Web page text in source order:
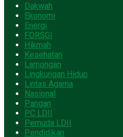
Dakwah
Ekonomi
Energi
FORSGI
Hikmah
Kesehatan
Lamongan
Lingkungan Hidup
Lintas Agama
Nasional
Pangan
PC LDII
Pemuda LDII
Pendidikan